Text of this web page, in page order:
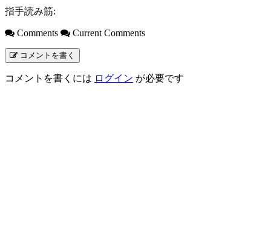
指手読み筋:
Comments Current Comments
コメントを書く
コメントを書くには ログイン が必要です